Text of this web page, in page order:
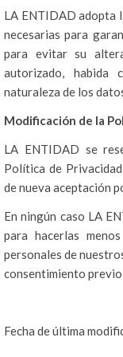
LA ENTIDAD adopta
necesarias para
para evitar su
autorizado, habida
naturaleza de los
Modificación de la
LA ENTIDAD se
Política de
de nueva aceptación
En ningún caso LA
para hacerlas
personales de
consentimiento
Fecha de última